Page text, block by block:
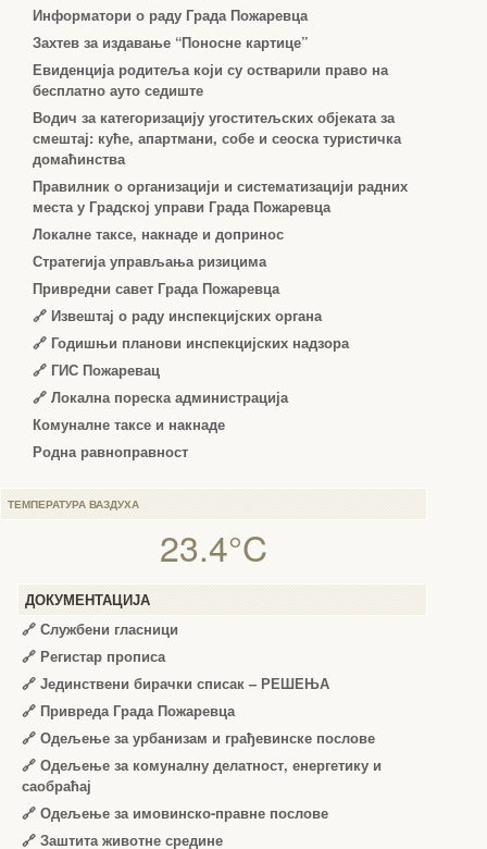
Информатори о раду Града Пожаревца
Захтев за издавање “Поносне картице”
Евиденција родитеља који су остварили право на
бесплатно ауто седиште
Водич за категоризацију угоститељских објеката за
смештај: куће, апартмани, собе и сеоска туристичка
домаћинства
Правилник о организацији и систематизацији радних
места у Градској управи Града Пожаревца
Локалне таксе, накнаде и допринос
Стратегија управљања ризицима
Привредни савет Града Пожаревца
🔗 Извештај о раду инспекцијских органа
🔗 Годишњи планови инспекцијских надзора
🔗 ГИС Пожаревац
🔗 Локална пореска администрација
Комуналне таксе и накнаде
Родна равноправност
ТЕМПЕРАТУРА ВАЗДУХА
23.4°C
ДОКУМЕНТАЦИЈА
🔗 Службени гласници
🔗 Регистар прописа
🔗 Јединствени бирачки списак – РЕШЕЊА
🔗 Привреда Града Пожаревца
🔗 Одељење за урбанизам и грађевинске послове
🔗 Одељење за комуналну делатност, енергетику и
саобраћај
🔗 Одељење за имовинско-правне послове
🔗 Заштита животне средине